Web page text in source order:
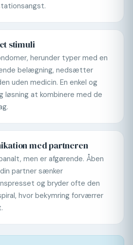
stimuli
herunder typer med en
belægning, nedsætter
uden medicin. En enkel og
løsning at kombinere med de
med partneren
men er afgørende. Åben
partner sænker
og bryder ofte den
hvor bekymring forværrer